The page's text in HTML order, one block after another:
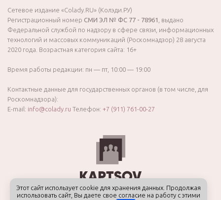
Сетевое издание «Colady.RU» (Колэди.РУ)
Регистрационный номер СМИ ЭЛ № ФС 77 - 78961
, выдано
Федеральной службой по надзору в сфере связи, информационных
технологий и массовых коммуникаций (Роскомнадзор) 28 августа
2020 года. Возрастная категория сайта: 16+
Время работы редакции: пн — пт, 10:00 — 19:00
Контактные данные для государственных органов (в том числе, для
Роскомнадзора):
E-mail: info@colady.ru Телефон: +7 (911) 761-00-27
Этот сайт использует cookie для хранения данных. Продолжая
использовать сайт, Вы даете свое согласие на работу с этими